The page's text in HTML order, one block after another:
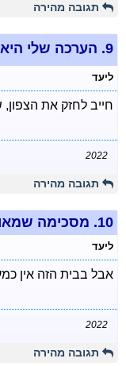
תגובה מהירה
9. הערכה שלי
ליעד
חייב לחזק את
2022
תגובה מהירה
10. מסכימה
ליעד
אבל בבית הזה אין
2022
תגובה מהירה